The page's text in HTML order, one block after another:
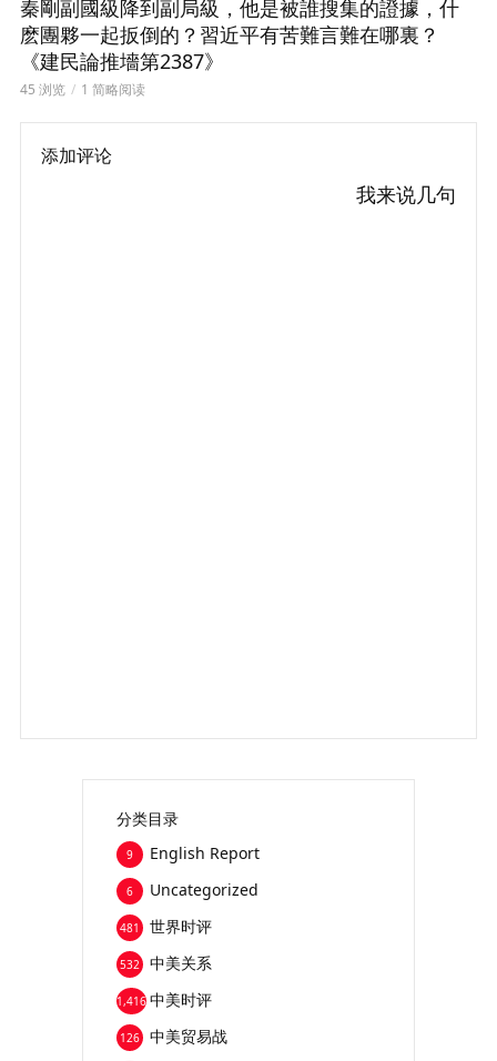
秦剛副國級降到副局級，他是被誰搜集的證據，什
麽團夥一起扳倒的？習近平有苦難言難在哪裏？
《建民論推墻第2387》
45 浏览 1 简略阅读
添加评论
我来说几句
分类目录
English Report
9
Uncategorized
6
世界时评
481
中美关系
532
中美时评
1,416
中美贸易战
126